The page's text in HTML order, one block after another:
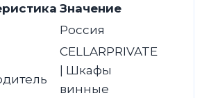
Значение
Россия
CELLARPRIVATE
| Шкафы
винные